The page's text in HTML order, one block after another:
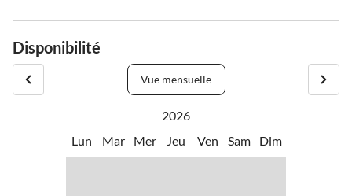
Disponibilité
Vue mensuelle
2026
Lun
Mar Mer Jeu Ven Sam Dim